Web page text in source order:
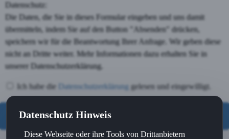
Datenschutz:
Die Daten, die Sie in dieses Formular eingeben und uns damit
übermitteln, indem Sie auf den Button "Absenden" drücken,
speichern wir für die Beantwortung Ihrer Anfrage. Wir geben diese
nicht an Dritte weiter. Mehr Informationen dazu erhalten Sie in
unserer Datenschutzerklärung.
Ich habe die Datenschutzerklärung gelesen und eingewilligt.
ABSENDEN
Datenschutz Hinweis
Diese Webseite oder ihre Tools von Drittanbietern